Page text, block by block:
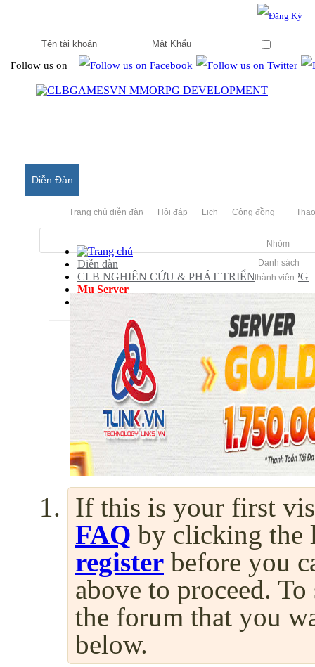
Follow us on
Diễn Đàn
Trang chủ diễn đàn Hỏi đáp Lịch Cộng đồng
Nhóm
Danh sách
thành viên
Diễn đàn
CLB NGHIÊN CỨU & PHÁT TRIỂN MMORPG
Mu Server
Development
If this is your first
FAQ by clicking the
register before you
above to proceed.
the forum that you
below.